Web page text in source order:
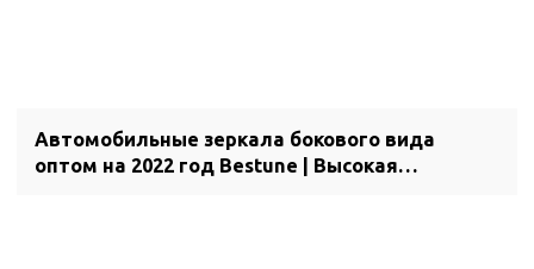
Автомобильные зеркала бокового вида
оптом на 2022 год Bestune | Высокая